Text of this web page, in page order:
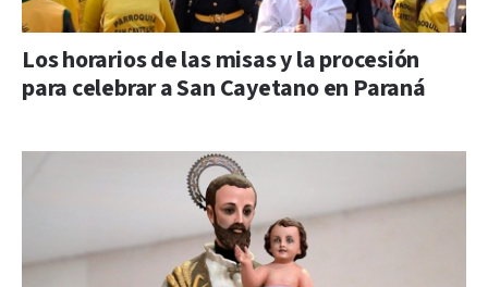
Los horarios de las misas y la procesión
para celebrar a San Cayetano en Paraná